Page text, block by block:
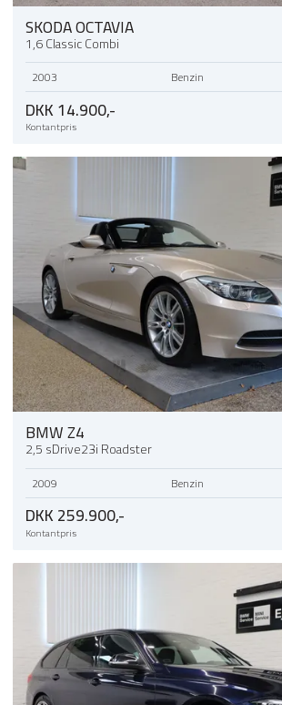
SKODA OCTAVIA
1,6 Classic Combi
2003 Benzin
DKK 14.900,-
Kontantpris
BMW Z4
2,5 sDrive23i Roadster
2009 Benzin
DKK 259.900,-
Kontantpris